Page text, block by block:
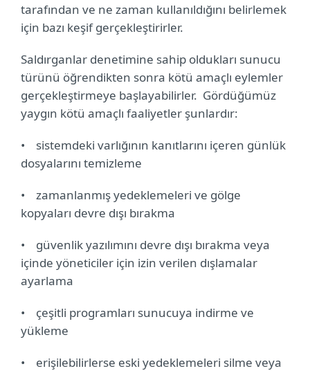
tarafından ve ne zaman kullanıldığını belirlemek
için bazı keşif gerçekleştirirler.
Saldırganlar denetimine sahip oldukları sunucu
türünü öğrendikten sonra kötü amaçlı eylemler
gerçekleştirmeye başlayabilirler. Gördüğümüz
yaygın kötü amaçlı faaliyetler şunlardır:
•
sistemdeki varlığının kanıtlarını içeren günlük
dosyalarını temizleme
•
zamanlanmış yedeklemeleri ve gölge
kopyaları devre dışı bırakma
•
güvenlik yazılımını devre dışı bırakma veya
içinde yöneticiler için izin verilen dışlamalar
ayarlama
•
çeşitli programları sunucuya indirme ve
yükleme
•
erişilebilirlerse eski yedeklemeleri silme veya